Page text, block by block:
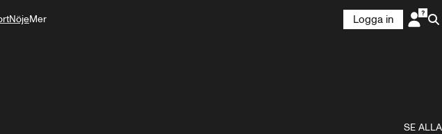
NöjeMer
Logga in
SE ALLA